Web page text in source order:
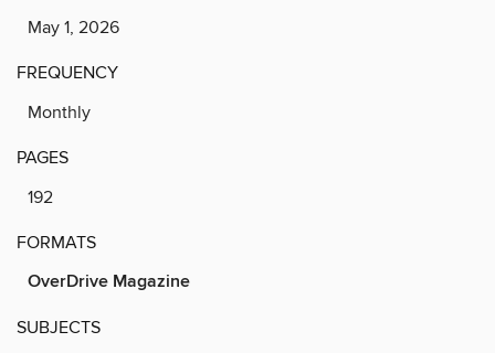
May 1, 2026
FREQUENCY
Monthly
PAGES
192
FORMATS
OverDrive Magazine
SUBJECTS